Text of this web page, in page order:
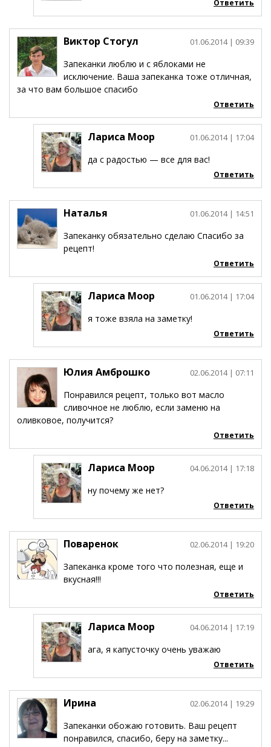
Ответить
Виктор Стогул 01.06.2014 | 09:39
Запеканки люблю и с яблоками не
исключение. Ваша запеканка тоже отличная,
за что вам большое спасибо
Ответить
Лариса Моор 01.06.2014 | 17:04
да с радостью — все для вас!
Ответить
Наталья 01.06.2014 | 14:51
Запеканку обязательно сделаю Спасибо за
рецепт!
Ответить
Лариса Моор 01.06.2014 | 17:04
я тоже взяла на заметку!
Ответить
Юлия Амброшко 02.06.2014 | 07:11
Понравился рецепт, только вот масло
сливочное не люблю, если заменю на
оливковое, получится?
Ответить
Лариса Моор 04.06.2014 | 17:18
ну почему же нет?
Ответить
Поваренок 02.06.2014 | 19:20
Запеканка кроме того что полезная, еще и
вкусная!!!
Ответить
Лариса Моор 04.06.2014 | 17:19
ага, я капусточку очень уважаю
Ответить
Ирина 02.06.2014 | 19:29
Запеканки обожаю готовить. Ваш рецепт
понравился, спасибо, беру на заметку...